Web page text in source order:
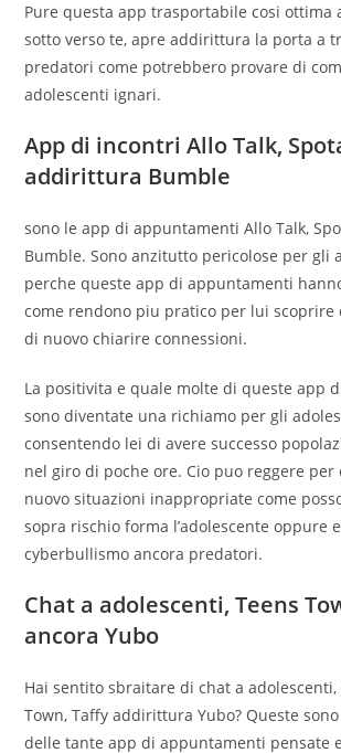
Pure questa app trasportabile cosi ottima
sotto verso te, apre addirittura la porta a
predatori come potrebbero provare di
adolescenti ignari.
App di incontri Allo Talk,
addirittura Bumble
sono le app di appuntamenti Allo Talk,
Bumble. Sono anzitutto pericolose per gli
perche queste app di appuntamenti
come rendono piu pratico per lui scoprire
di nuovo chiarire connessioni.
La positivita e quale molte di queste app
sono diventate una richiamo per gli
consentendo lei di avere successo
nel giro di poche ore. Cio puo reggere per
nuovo situazioni inappropriate come
sopra rischio forma l’adolescente oppure
cyberbullismo ancora predatori.
Chat a adolescenti, Teens
ancora Yubo
Hai sentito sbraitare di chat a adolescenti,
Town, Taffy addirittura Yubo? Queste
delle tante app di appuntamenti pensate